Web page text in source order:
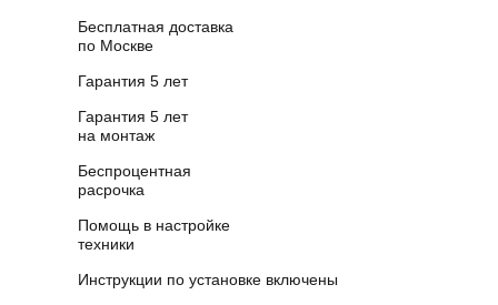
Бесплатная доставка
по Москве
Гарантия 5 лет
Гарантия 5 лет
на монтаж
Беспроцентная
расрочка
Помощь в настройке
техники
Инструкции по установке включены